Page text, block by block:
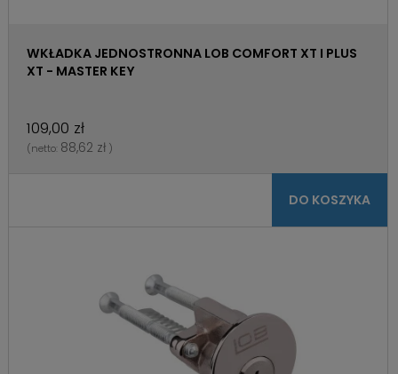
WKŁADKA JEDNOSTRONNA LOB COMFORT XT I PLUS
XT - MASTER KEY
109,00 zł
(netto: 88,62 zł )
DO KOSZYKA